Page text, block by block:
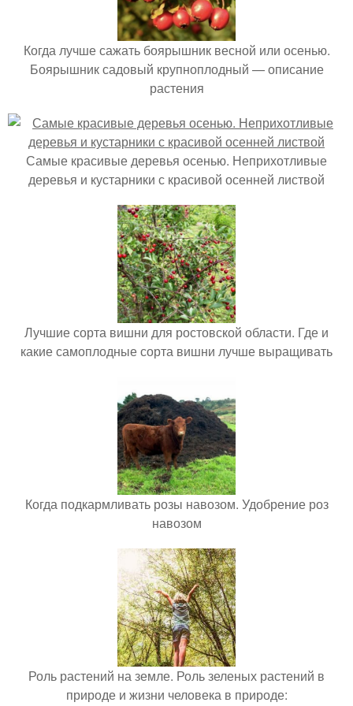
Когда лучше сажать боярышник весной или осенью.
Боярышник садовый крупноплодный — описание
растения
Самые красивые деревья осенью. Неприхотливые
деревья и кустарники с красивой осенней листвой
Лучшие сорта вишни для ростовской области. Где и
какие самоплодные сорта вишни лучше выращивать
Когда подкармливать розы навозом. Удобрение роз
навозом
Роль растений на земле. Роль зеленых растений в
природе и жизни человека в природе: